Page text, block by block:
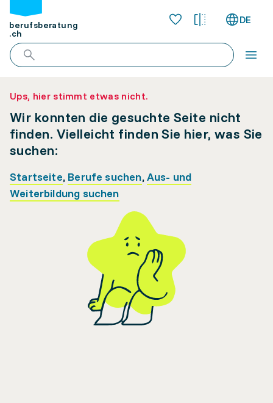
berufsberatung
.ch
DE
Ups, hier stimmt etwas nicht.
Wir konnten die gesuchte Seite nicht
finden. Vielleicht finden Sie hier, was Sie
suchen:
Startseite, Berufe suchen,Aus- und
Weiterbildung suchen